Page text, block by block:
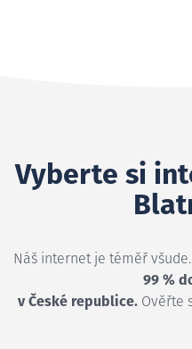
Vyberte si
Náš internet je téměř všude.
99 %
v České republice.Ověřte